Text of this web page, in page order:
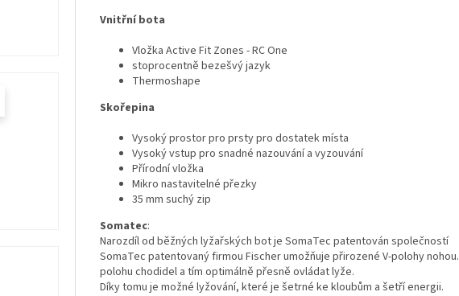
Vnitřní bota
Vložka Active Fit Zones - RC One
stoprocentně bezešvý jazyk
Thermoshape
Skořepina
Vysoký prostor pro prsty pro dostatek místa
Vysoký vstup pro snadné nazouvání a vyzouvání
Přírodní vložka
Mikro nastavitelné přezky
35 mm suchý zip
Somatec:
Narozdíl od běžných lyžařských bot je SomaTec patentován společností
SomaTec patentovaný firmou Fischer umožňuje přirozené V-polohy nohou.
polohu chodidel a tím optimálně přesně ovládat lyže.
Díky tomu je možné lyžování, které je šetrné ke kloubům a šetří energii.